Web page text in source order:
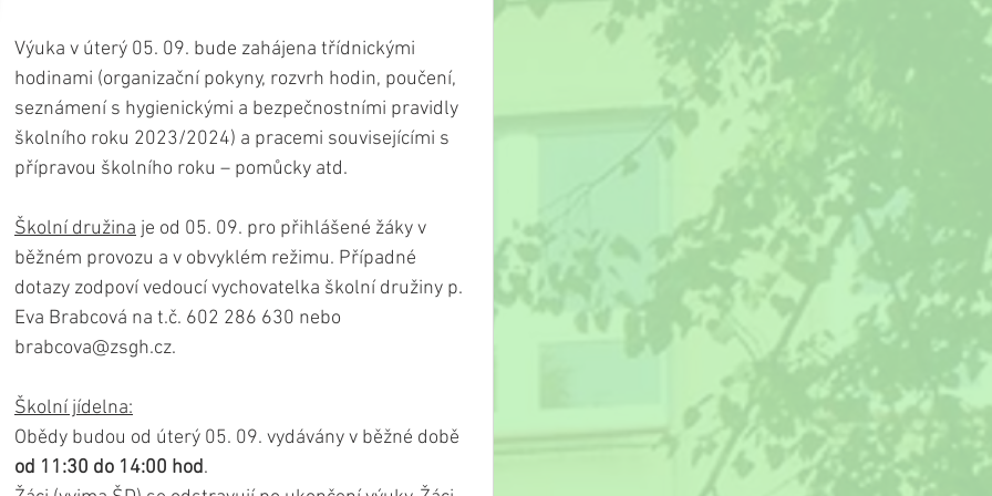
Výuka v úterý 05. 09. bude zahájena třídnickými
hodinami (organizační pokyny, rozvrh hodin, poučení,
seznámení s hygienickými a bezpečnostními pravidly
školního roku 2023/2024) a pracemi souvisejícími s
přípravou školního roku – pomůcky atd.
Školní družina je od 05. 09. pro přihlášené žáky v
běžném provozu a v obvyklém režimu. Případné
dotazy zodpoví vedoucí vychovatelka školní družiny p.
Eva Brabcová na t.č. 602 286 630 nebo
brabcova@zsgh.cz.
Školní jídelna:
Obědy budou od úterý 05. 09. vydávány v běžné době
od 11:30 do 14:00 hod.